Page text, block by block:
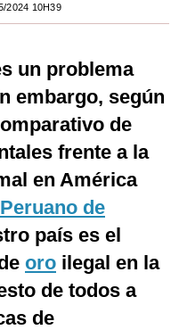
2024 10H39
un problema
embargo, según
de
frente a la
en América
de
país es el
oro ilegal en la
de todos a
de